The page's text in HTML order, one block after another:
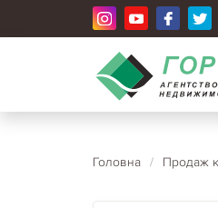
Головна / Продаж